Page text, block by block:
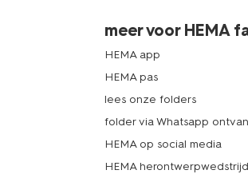
meer voor HEMA
HEMA app
HEMA pas
lees onze folders
folder via Whatsapp
HEMA op social media
HEMA herontwerpwedstrijd